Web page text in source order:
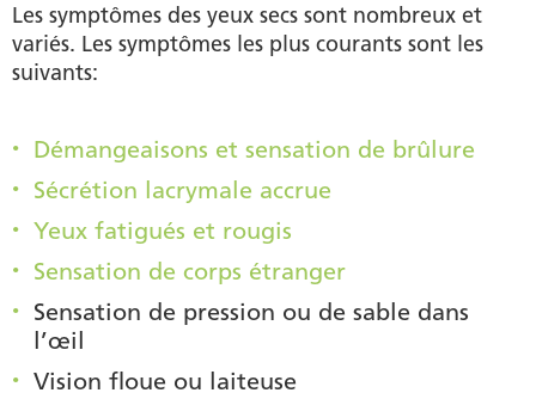
Les symptômes des yeux secs sont nombreux et
variés. Les symptômes les plus courants sont les
suivants:
Démangeaisons et sensation de brûlure
Sécrétion lacrymale accrue
Yeux fatigués et rougis
Sensation de corps étranger
Sensation de pression ou de sable dans
l’œil
Vision floue ou laiteuse